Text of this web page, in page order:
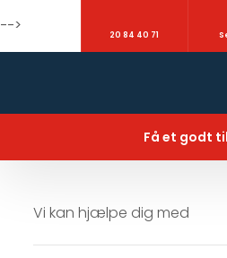
-->
​20 84 40 71
Få et godt
Vi kan hjælpe dig med